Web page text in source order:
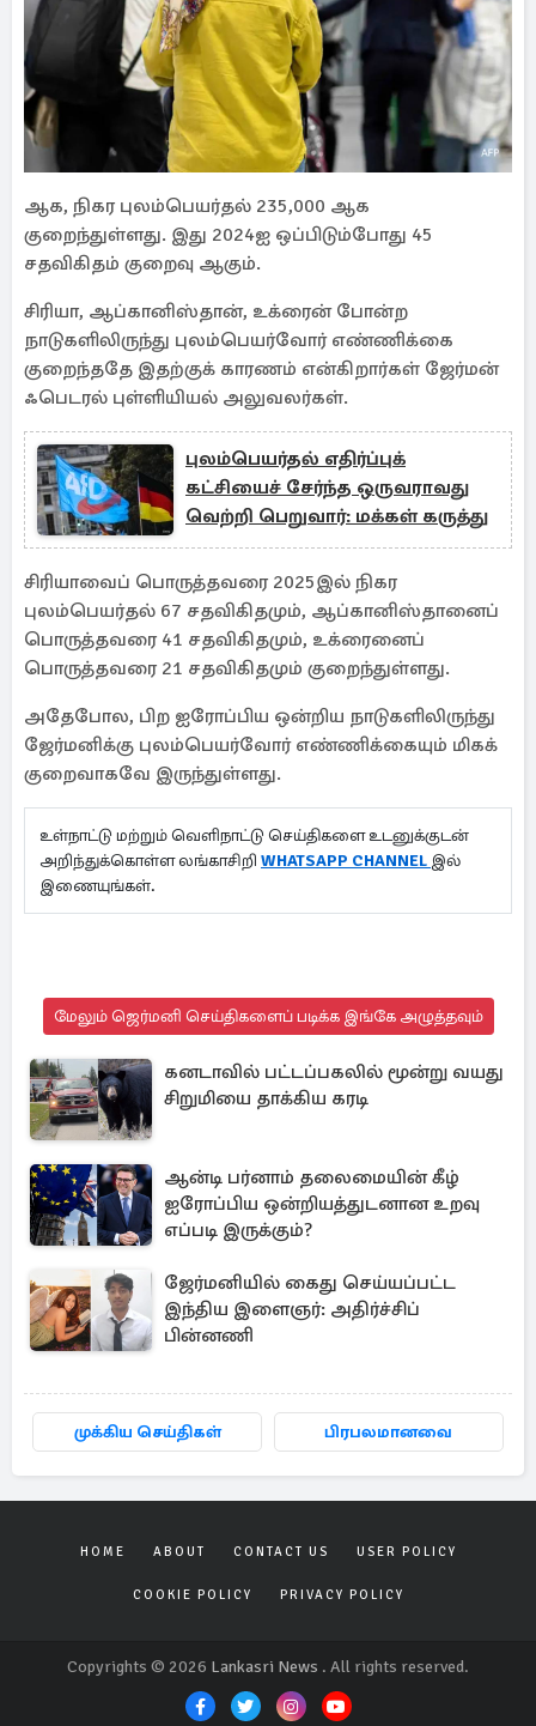
ஆக, நிகர புலம்பெயர்தல் 235,000 ஆக
குறைந்துள்ளது. இது 2024ஐ ஒப்பிடும்போது 45
சதவிகிதம் குறைவு ஆகும்.
சிரியா, ஆப்கானிஸ்தான், உக்ரைன் போன்ற
நாடுகளிலிருந்து புலம்பெயர்வோர் எண்ணிக்கை
குறைந்ததே இதற்குக் காரணம் என்கிறார்கள் ஜேர்மன்
ஃபெடரல் புள்ளியியல் அலுவலர்கள்.
புலம்பெயர்தல் எதிர்ப்புக்
கட்சியைச் சேர்ந்த ஒருவராவது
வெற்றி பெறுவார்: மக்கள் கருத்து
சிரியாவைப் பொருத்தவரை 2025இல் நிகர
புலம்பெயர்தல் 67 சதவிகிதமும், ஆப்கானிஸ்தானைப்
பொருத்தவரை 41 சதவிகிதமும், உக்ரைனைப்
பொருத்தவரை 21 சதவிகிதமும் குறைந்துள்ளது.
அதேபோல, பிற ஐரோப்பிய ஒன்றிய நாடுகளிலிருந்து
ஜேர்மனிக்கு புலம்பெயர்வோர் எண்ணிக்கையும் மிகக்
குறைவாகவே இருந்துள்ளது.
உள்நாட்டு மற்றும் வெளிநாட்டு செய்திகளை உடனுக்குடன்
அறிந்துக்கொள்ள லங்காசிறி WHATSAPP CHANNEL இல்
இணையுங்கள்.
மேலும் ஜெர்மனி செய்திகளைப் படிக்க இங்கே அழுத்தவும்
கனடாவில் பட்டப்பகலில் மூன்று வயது
சிறுமியை தாக்கிய கரடி
ஆன்டி பர்னாம் தலைமையின் கீழ்
ஐரோப்பிய ஒன்றியத்துடனான உறவு
எப்படி இருக்கும்?
ஜேர்மனியில் கைது செய்யப்பட்ட
இந்திய இளைஞர்: அதிர்ச்சிப்
பின்னணி
முக்கிய செய்திகள் பிரபலமானவை
HOME ABOUT CONTACT US USER POLICY
COOKIE POLICY PRIVACY POLICY
Copyrights © 2026 Lankasri News . All rights reserved.